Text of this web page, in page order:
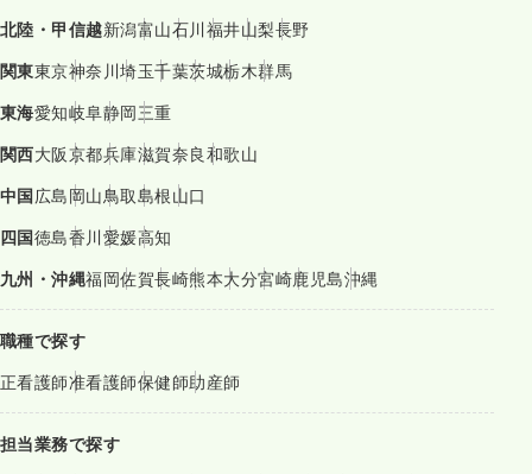
北陸・甲信越新潟富山石川福井山梨長野
関東東京神奈川埼玉千葉茨城栃木群馬
東海愛知岐阜静岡三重
関西大阪京都兵庫滋賀奈良和歌山
中国広島岡山鳥取島根山口
四国徳島香川愛媛高知
九州・沖縄福岡佐賀長崎熊本大分宮崎鹿児島沖縄
職種で探す
正看護師准看護師保健師助産師
担当業務で探す